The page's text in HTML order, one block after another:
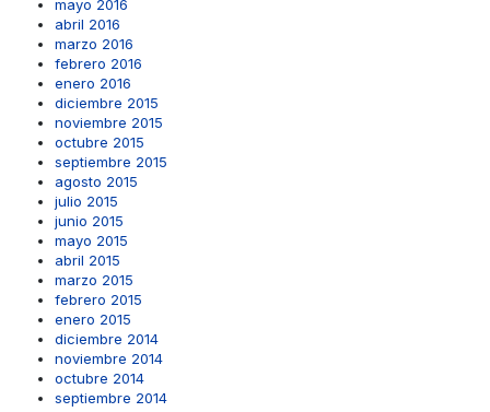
mayo 2016
abril 2016
marzo 2016
febrero 2016
enero 2016
diciembre 2015
noviembre 2015
octubre 2015
septiembre 2015
agosto 2015
julio 2015
junio 2015
mayo 2015
abril 2015
marzo 2015
febrero 2015
enero 2015
diciembre 2014
noviembre 2014
octubre 2014
septiembre 2014